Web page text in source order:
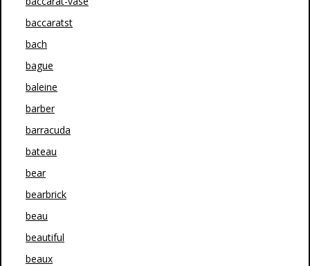
baccaratst
bach
bague
baleine
barber
barracuda
bateau
bear
bearbrick
beau
beautiful
beaux